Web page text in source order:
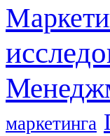
маркетинга